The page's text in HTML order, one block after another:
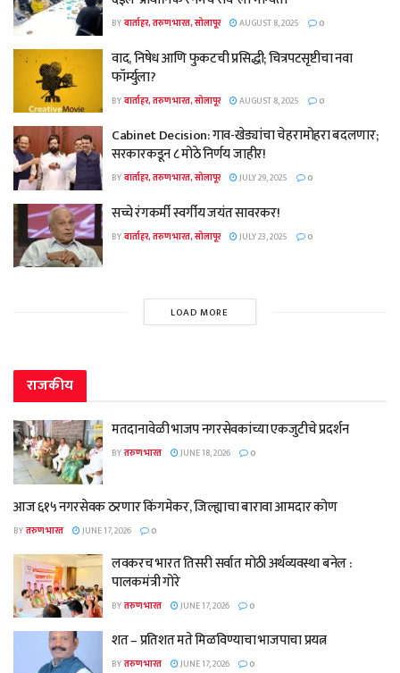
BYवार्ताहर, तरुण भारत, सोलापूर AUGUST 8, 2025 0
वाद, निषेध आणि फुकटची प्रसिद्धी; चित्रपटसृष्टीचा नवा
फॉर्म्युला?
BYवार्ताहर, तरुण भारत, सोलापूर AUGUST 8, 2025 0
Cabinet Decision: गाव-खेड्यांचा चेहरामोहरा बदलणार;
सरकारकडून ८ मोठे निर्णय जाहीर!
BYवार्ताहर, तरुण भारत, सोलापूर JULY 29, 2025 0
सच्चे रंगकर्मी स्वर्गीय जयंत सावरकर!
BYवार्ताहर, तरुण भारत, सोलापूर JULY 23, 2025 0
LOAD MORE
राजकीय
मतदानावेळी भाजप नगरसेवकांच्या एकजुटीचे प्रदर्शन
BYतरुण भारत JUNE 18, 2026 0
आज ६१५ नगरसेवक ठरणार किंगमेकर, जिल्ह्याचा बारावा आमदार कोण
BYतरुण भारत JUNE 17, 2026 0
लवकरच भारत तिसरी सर्वात मोठी अर्थव्यवस्था बनेल :
पालकमंत्री गोरे
BYतरुण भारत JUNE 17, 2026 0
शत – प्रतिशत मते मिळविण्याचा भाजपाचा प्रयत्न
BYतरुण भारत JUNE 17, 2026 0